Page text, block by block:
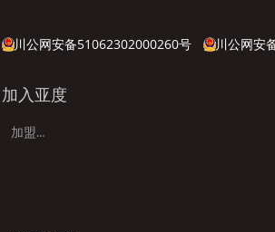
加盟亚度
加入亚度
川公网安备51062302000260号 川公网安